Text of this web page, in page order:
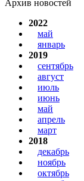
Архив новостей
2022
май
январь
2019
сентябрь
август
июль
июнь
май
апрель
март
2018
декабрь
ноябрь
октябрь